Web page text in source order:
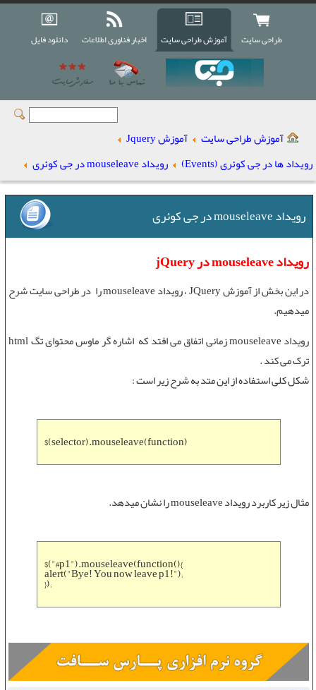
طراحی سایت آموزش طراحی سایت اخبار فناوری اطلاعات دانلود فایل
آموزش طراحی سایت
آموزش Jquery
رویداد ها در جی کوئری (Events)
رویداد mouseleave در جی کوئری
رویداد mouseleave در جی کوئری
رویداد mouseleave در jQuery
در این بخش ازآموزش JQuery ،رویداد mouseleave را درطراحی سایتشرح
میدهیم.
رویداد mouseleave
زمانی اتفاق می افتد که اشاره گر ماوس محتوای تگ html
ترک می کند .
شکل کلی استفاده از این متد به شرح زیر است :
$(selector).mouseleave(function)
مثال زیر کاربردرویداد mouseleave را نشان میدهد.
$("#p1").mouseleave(function(){
alert("Bye! You now leave p1!");
});